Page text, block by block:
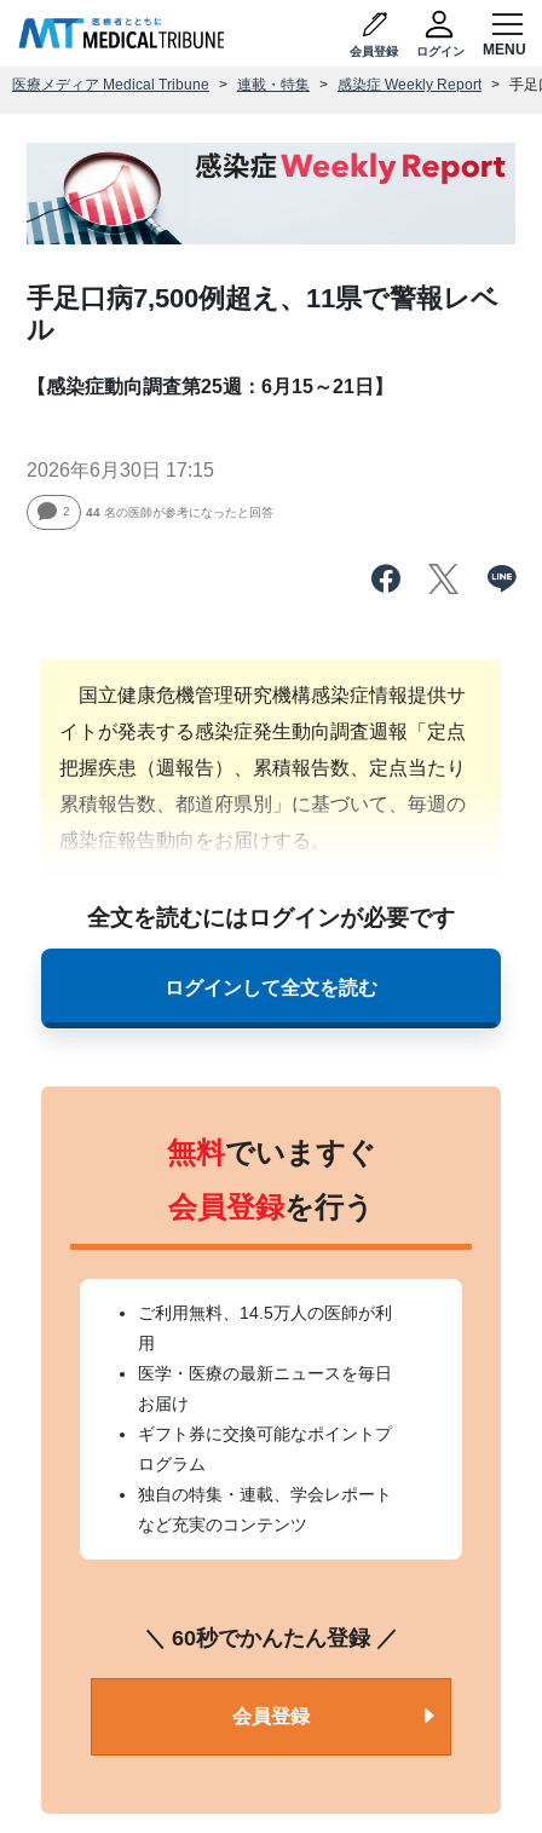
会員登録 ログイン
医療メディア Medical Tribune 連載・特集 感染症 Weekly Report 手足
手足口病7,500例超え、11県で警報レベ
ル
【感染症動向調査第25週：6月15～21日】
2026年6月30日 17:15
2 44 名の医師が参考になったと回答
国立健康危機管理研究機構感染症情報提供サ
イトが発表する感染症発生動向調査週報「定点
把握疾患（週報告）、累積報告数、定点当たり
累積報告数、都道府県別」に基づいて、毎週の
感染症報告動向をお届けする。
全文を読むにはログインが必要です
ログインして全文を読む
無料でいますぐ
会員登録を行う
ご利用無料、14.5万人の医師が利
用
医学・医療の最新ニュースを毎日
お届け
ギフト券に交換可能なポイントプ
ログラム
独自の特集・連載、学会レポート
など充実のコンテンツ
＼ 60秒でかんたん登録 ／
会員登録